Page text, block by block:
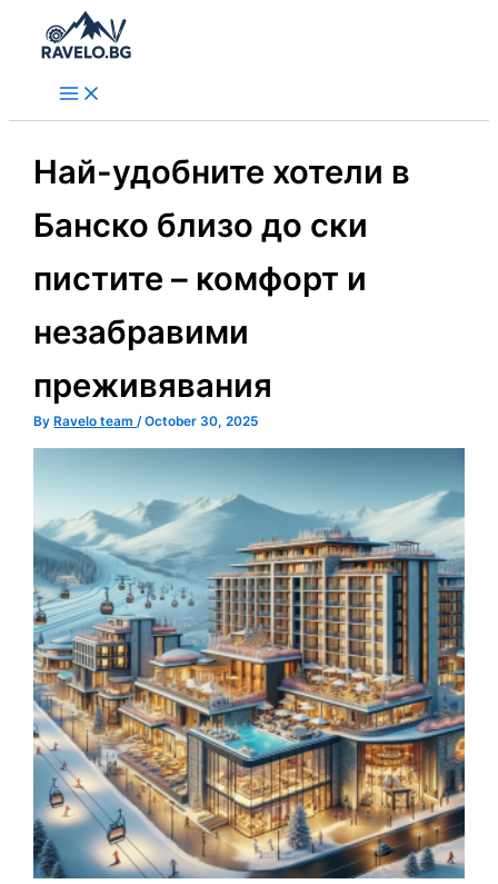
content
Най-удобните хотели в
Банско близо до ски
пистите – комфорт и
незабравими
преживявания
ByRavelo team/October 30, 2025